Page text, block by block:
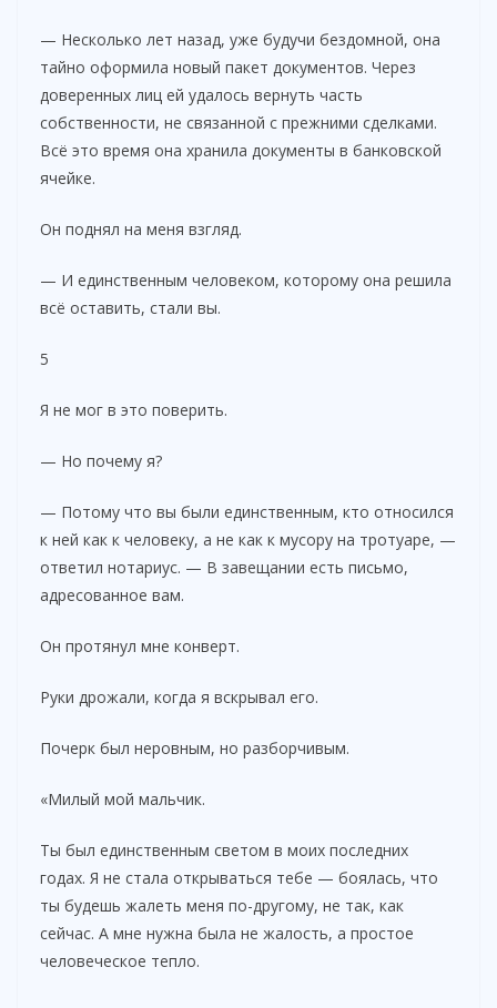
— Несколько лет назад, уже будучи бездомной, она
тайно оформила новый пакет документов. Через
доверенных лиц ей удалось вернуть часть
собственности, не связанной с прежними сделками.
Всё это время она хранила документы в банковской
ячейке.
Он поднял на меня взгляд.
— И единственным человеком, которому она решила
всё оставить, стали вы.
5
Я не мог в это поверить.
— Но почему я?
— Потому что вы были единственным, кто относился
к ней как к человеку, а не как к мусору на тротуаре, —
ответил нотариус. — В завещании есть письмо,
адресованное вам.
Он протянул мне конверт.
Руки дрожали, когда я вскрывал его.
Почерк был неровным, но разборчивым.
«Милый мой мальчик.
Ты был единственным светом в моих последних
годах. Я не стала открываться тебе — боялась, что
ты будешь жалеть меня по-другому, не так, как
сейчас. А мне нужна была не жалость, а простое
человеческое тепло.